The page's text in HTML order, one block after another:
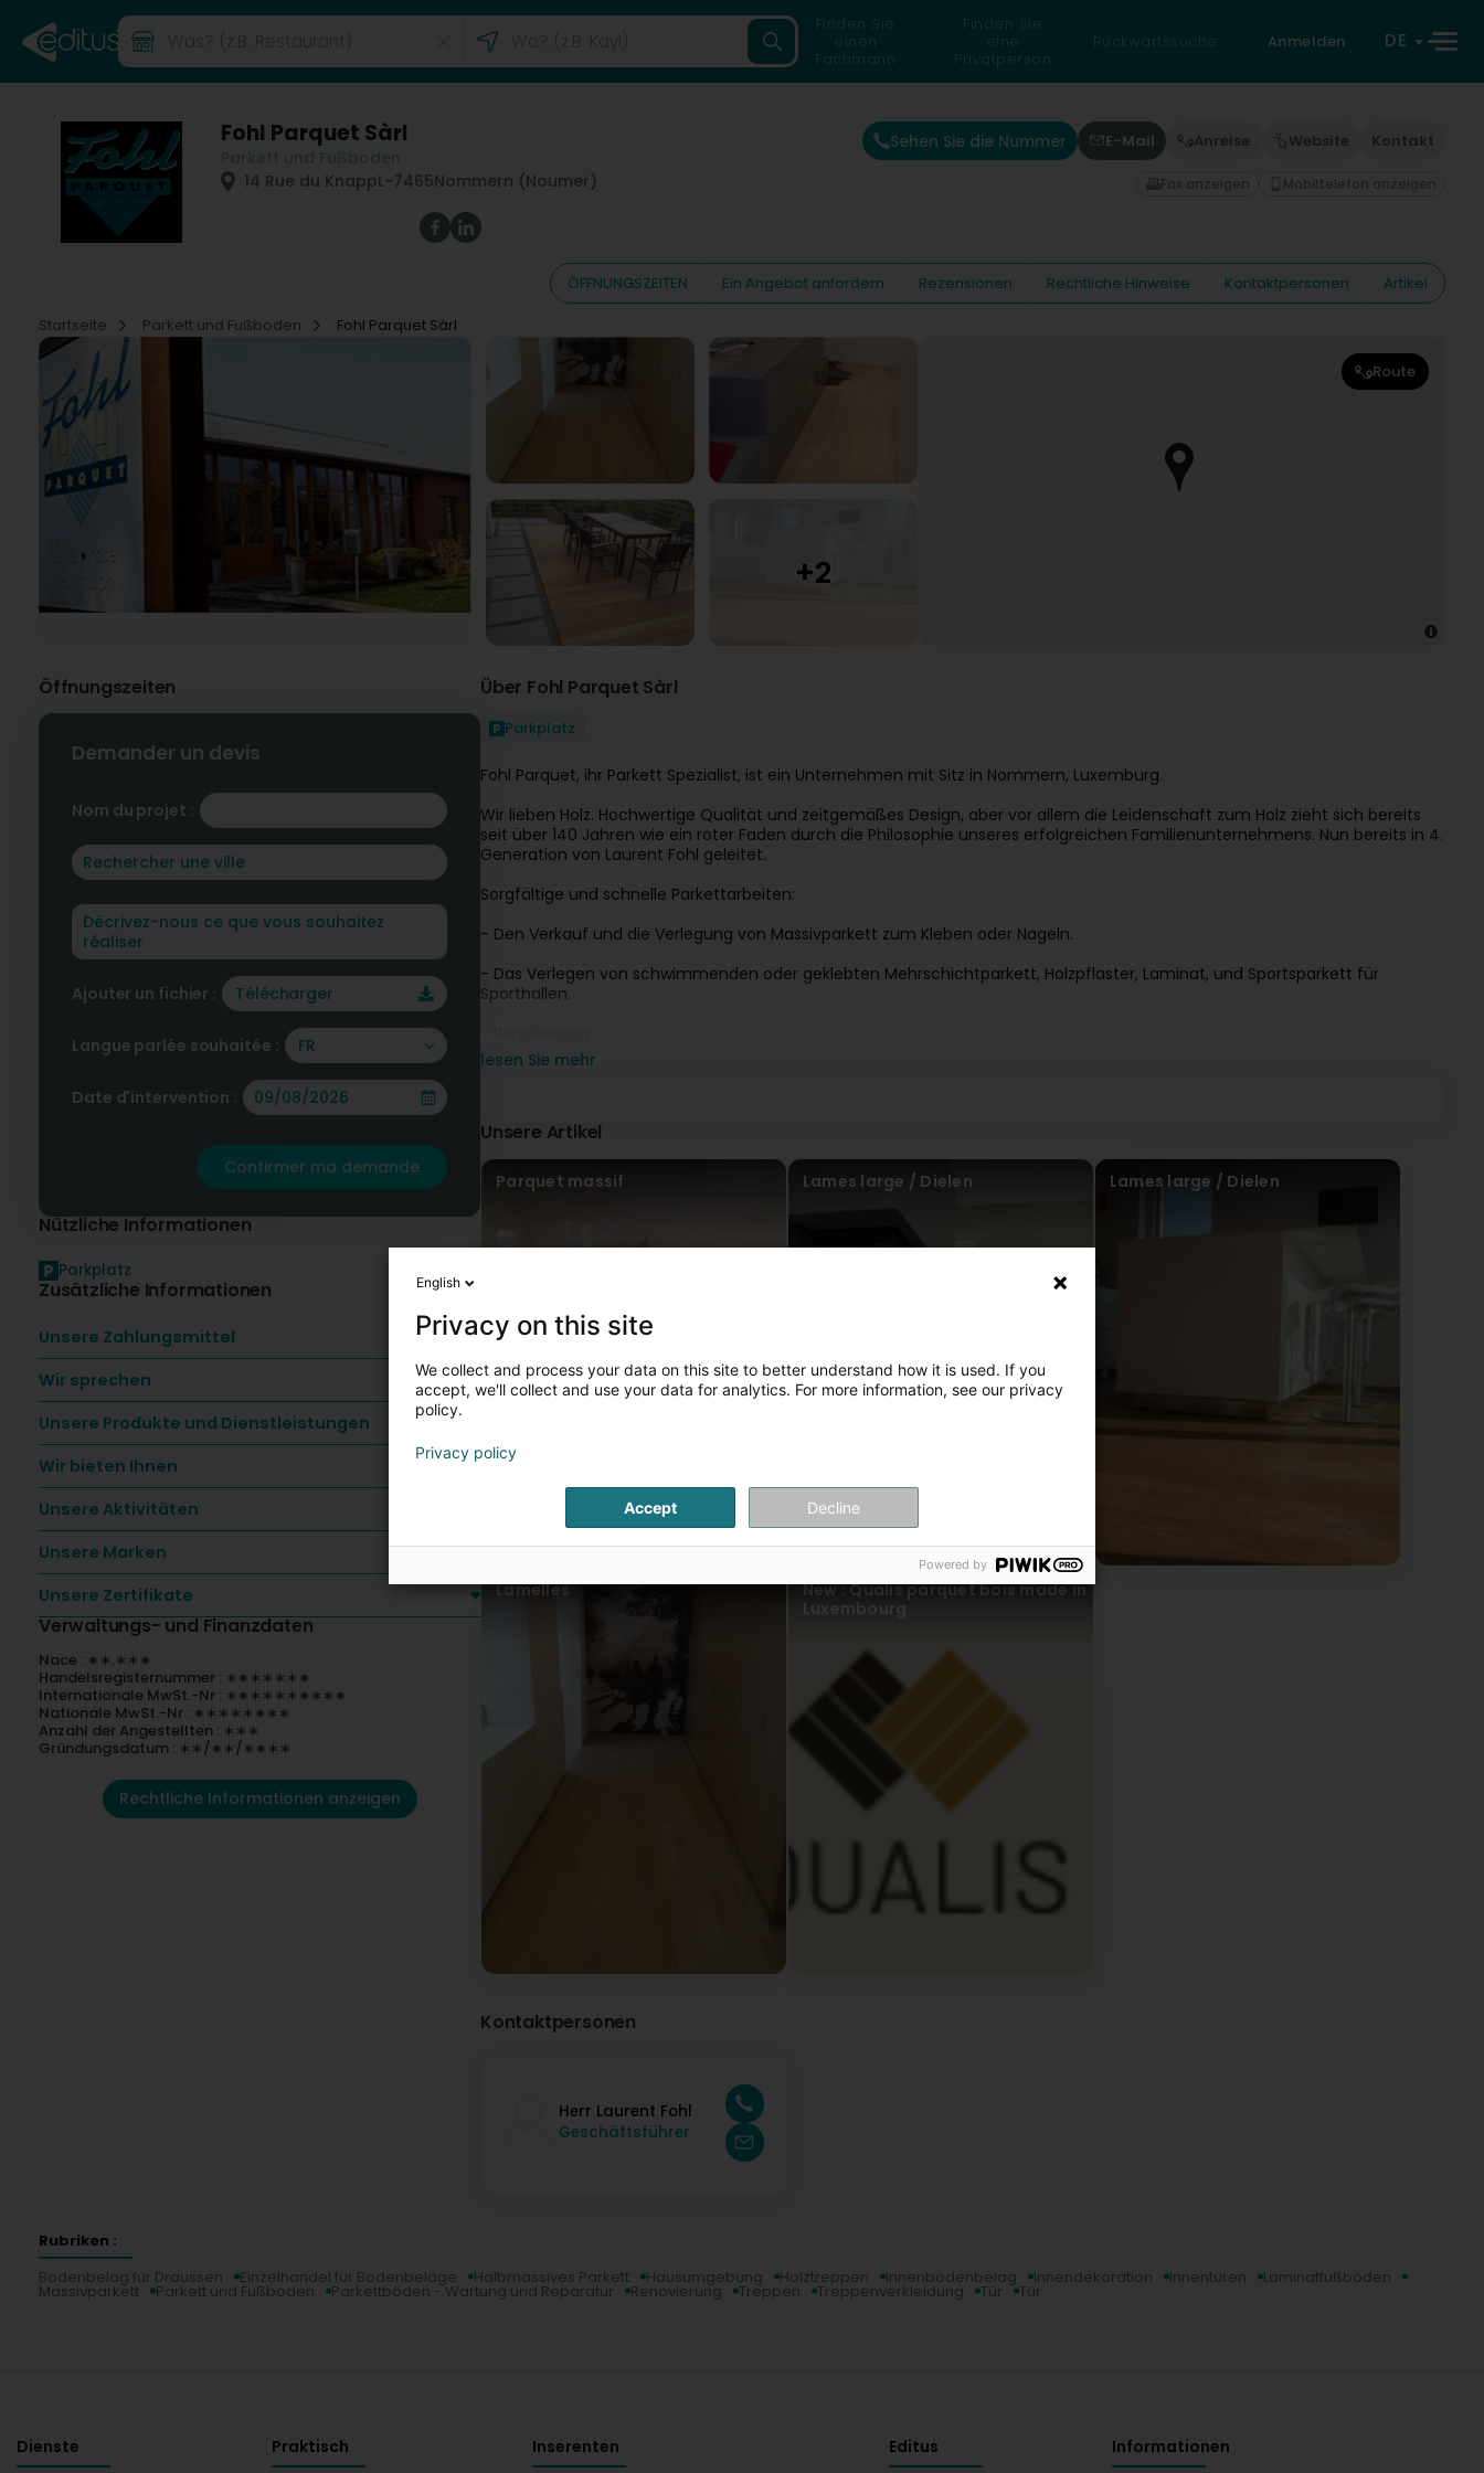
Finden Sie
einen
Fachmann
Finden Sie
eine
Privatperson
Rückwärtssuche Anmelden DE
Fohl Parquet Sàrl
14 Rue du KnappL-7465Nommern (Noumer)
Sehen Sie die Nummer E-Mail Anreise Website Kontakt
Fax anzeigen Mobiltelefon anzeigen
ÖFFNUNGSZEITEN Ein Angebot anfordern Rezensionen Rechtliche Hinweise Kontaktpersonen
Artikel
Startseite
Parkett und Fußboden Fohl Parquet Sàrl
Route
Öffnungszeiten
Demander un devis
Nom du projet :
Ajouter un fichier : Télécharger
Langue parlée souhaitée : FR
Date d'intervention :
Confirmer ma demande
Nützliche Informationen
Parkplatz
Zusätzliche Informationen
Unsere Zahlungsmittel
Wir sprechen
Unsere Produkte und Dienstleistungen
Wir bieten Ihnen
Unsere Aktivitäten
Unsere Marken
Unsere Zertifikate
Verwaltungs- und Finanzdaten
Nace : ∗∗.∗∗∗
Handelsregisternummer : ∗∗∗∗∗∗∗
Internationale MwSt.-Nr : ∗∗∗∗∗∗∗∗∗∗
Nationale MwSt.-Nr : ∗∗∗∗∗∗∗∗
Anzahl der Angestellten : ∗∗∗
Gründungsdatum : ∗∗/∗∗/∗∗∗∗
Rechtliche Informationen anzeigen
Über Fohl Parquet Sàrl
Parkplatz
Fohl Parquet, ihr Parkett Spezialist, ist ein Unternehmen mit Sitz in Nommern, Luxemburg.
Wir lieben Holz. Hochwertige Qualität und zeitgemäßes Design, aber vor allem die Leidenschaft zum Holz zieht sich bereits
seit über 140 Jahren wie ein roter Faden durch die Philosophie unseres erfolgreichen Familienunternehmens. Nun bereits in 4.
Generation von Laurent Fohl geleitet.
Sorgfältige und schnelle Parkettarbeiten:
- Den Verkauf und die Verlegung von Massivparkett zum Kleben oder Nageln.
- Das Verlegen von schwimmenden oder geklebten Mehrschichtparkett, Holzpflaster, Laminat, und Sportsparkett für
Sporthallen.
Für die Reinigung Ihrer Terrasse bieten wir ein einzigartiges System an, das mit speziellen Bürsten ausgestattet ist, die Ihre
Kontaktieren Sie uns unter 83 72 47, um weitere Informationen zu erhalten.
lesen Sie mehr
Unsere Artikel
Parquet massif Lames large / Dielen Lames large / Dielen
Lamelles
New : Qualis parquet bois made in
Luxembourg
Kontaktpersonen
Herr Laurent Fohl
Geschäftsführer
Rubriken :
Bodenbelag für Draussen
Einzelhandel für Bodenbeläge Halbmassives Parkett Hausumgebung Holztreppen Innenbodenbelag Innendekoration Innentüren Laminatfußböden
Massivparkett Parkett und Fußboden Parkettböden - Wartung und Reparatur Renovierung Treppen Treppenverkleidung Tür Tür
Dienste Praktisch Inserenten Editus Informationen
English
Privacy on this site
We collect and process your data on this site to better understand how it is used. If you
accept, we'll collect and use your data for analytics. For more information, see our privacy
policy.
Privacy policy
Accept Decline
Powered by